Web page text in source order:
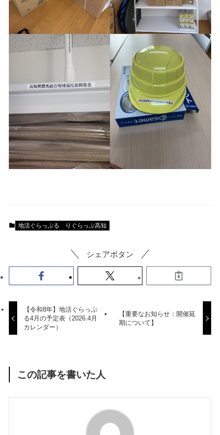
地活ぐらっぷる りぐらっぷ高知
シェアボタン
【令和8年】地活ぐらっぷ
る4月の予定表（2026.4月
カレンダー）
【重要なお知らせ：開催延
期について】
この記事を書いた人